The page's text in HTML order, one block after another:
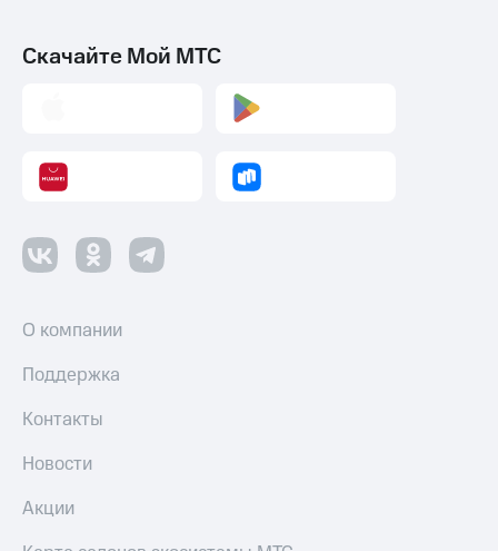
Скачайте Мой МТС
О компании
Поддержка
Контакты
Новости
Акции